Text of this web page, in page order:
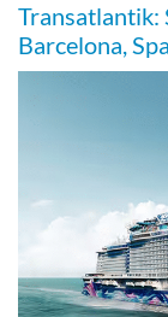
The Haven Aft-
With Master
Transatlantik:
Barcelona,